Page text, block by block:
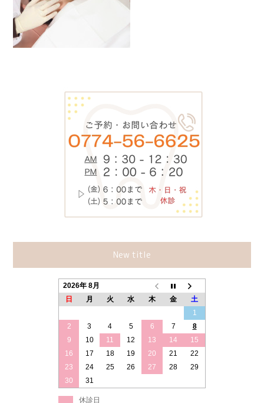
New title
2026年 8月
日
月 火 水 木 金
土
1
2
3 4 5 6 7
8
9
10 11 12 13 14
15
16
17 18 19 20 21
22
23
24 25 26 27 28
29
30
31
休診日